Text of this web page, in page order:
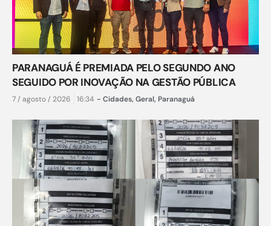
PARANAGUÁ É PREMIADA PELO SEGUNDO ANO
SEGUIDO POR INOVAÇÃO NA GESTÃO PÚBLICA
7 / agosto / 2026 16:34 - Cidades, Geral, Paranaguá